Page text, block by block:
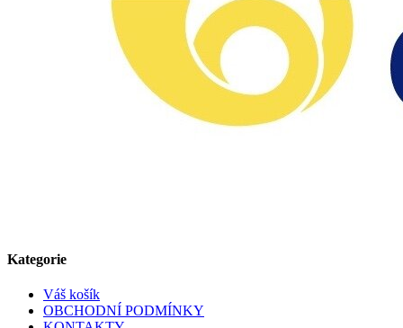
Kategorie
Váš košík
OBCHODNÍ PODMÍNKY